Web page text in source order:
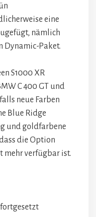
eine
nämlich
Dynamic-Paket.
C 400 GT und
neue Farben
Blue Ridge
und goldfarbene
die Option
mehr verfügbar ist.